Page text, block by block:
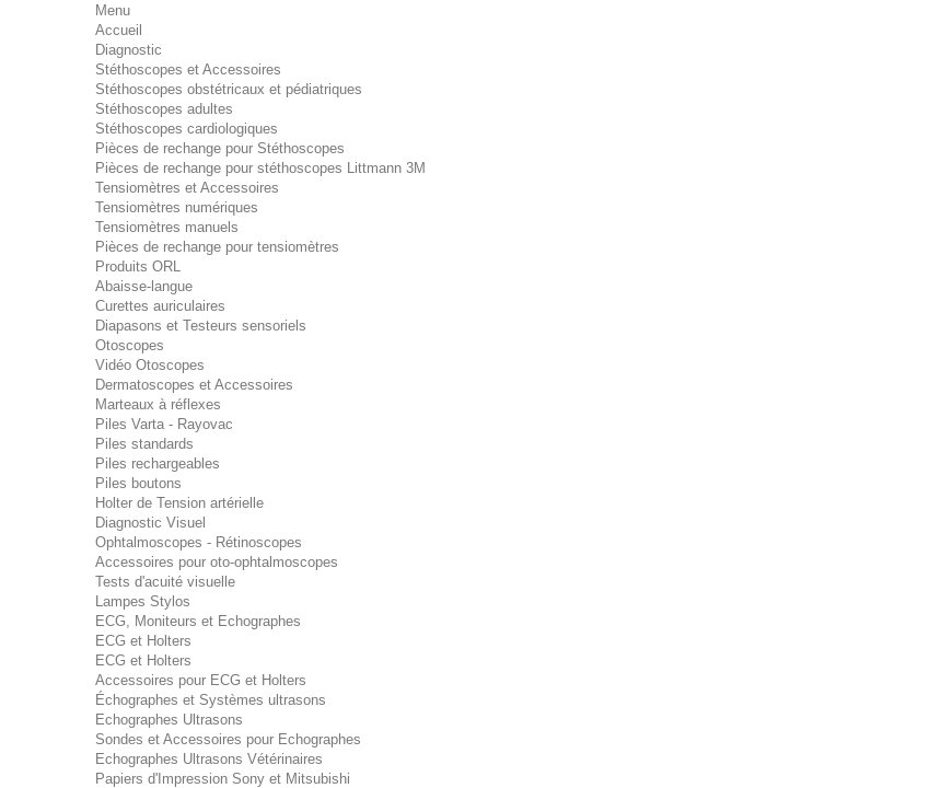
Menu
Accueil
Diagnostic
Stéthoscopes et Accessoires
Stéthoscopes obstétricaux et pédiatriques
Stéthoscopes adultes
Stéthoscopes cardiologiques
Pièces de rechange pour Stéthoscopes
Pièces de rechange pour stéthoscopes Littmann 3M
Tensiomètres et Accessoires
Tensiomètres numériques
Tensiomètres manuels
Pièces de rechange pour tensiomètres
Produits ORL
Abaisse-langue
Curettes auriculaires
Diapasons et Testeurs sensoriels
Otoscopes
Vidéo Otoscopes
Dermatoscopes et Accessoires
Marteaux à réflexes
Piles Varta - Rayovac
Piles standards
Piles rechargeables
Piles boutons
Holter de Tension artérielle
Diagnostic Visuel
Ophtalmoscopes - Rétinoscopes
Accessoires pour oto-ophtalmoscopes
Tests d'acuité visuelle
Lampes Stylos
ECG, Moniteurs et Echographes
ECG et Holters
ECG et Holters
Accessoires pour ECG et Holters
Échographes et Systèmes ultrasons
Echographes Ultrasons
Sondes et Accessoires pour Echographes
Echographes Ultrasons Vétérinaires
Papiers d'Impression Sony et Mitsubishi